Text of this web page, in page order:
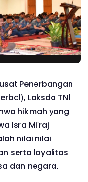
Penerbangan
Laksda TNl
hikmah yang
Isra Mi'raj
nilai nilai
serta loyalitas
dan negara.